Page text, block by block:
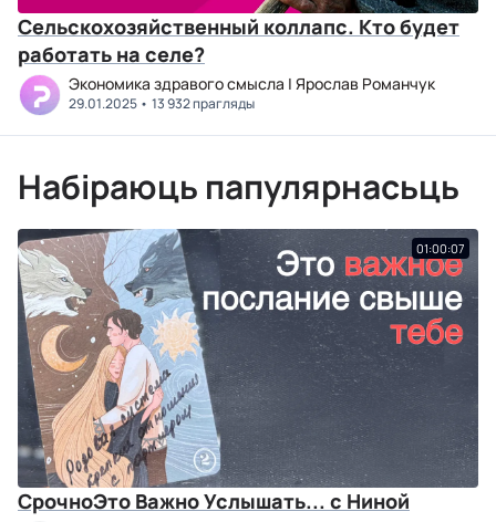
Сельскохозяйственный коллапс. Кто будет
работать на селе?
Экономика здравого смысла | Ярослав Романчук
29.01.2025 13 932 прагляды
Набіраюць папулярнасьць
01:00:07
СрочноЭто Важно Услышать... с Ниной